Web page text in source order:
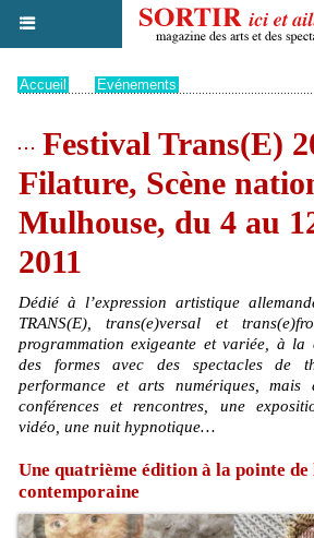
Accueil Evénements
Festival Trans(E)
Filature, Scène
Mulhouse, du 4 au
2011
Dédié à l’expression artistique
TRANS(E), trans(e)versal et
programmation exigeante et variée, à la
des formes avec des spectacles de
performance et arts numériques, mais
conférences et rencontres, une
vidéo, une nuit hypnotique…
Une quatrième édition à la pointe
contemporaine